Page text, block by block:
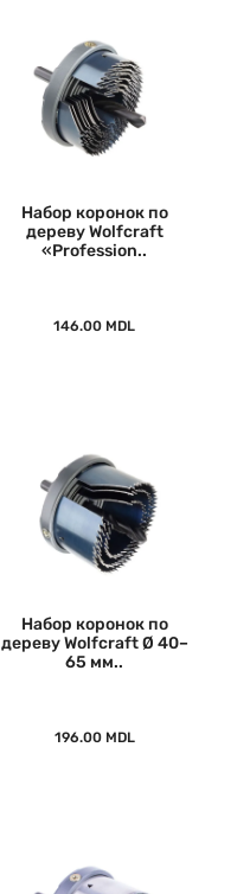
Набор коронок по
дереву Wolfcraft
«Profession..
146.00 MDL
Набор коронок по
дереву Wolfcraft Ø 40–
65 мм..
196.00 MDL